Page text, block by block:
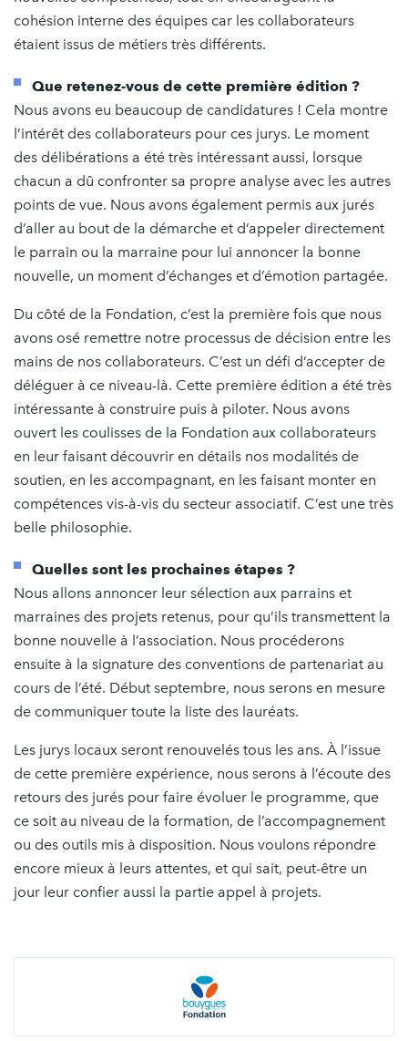
cohésion interne des équipes car les collaborateurs
étaient issus de métiers très différents.
Que retenez-vous de cette première édition ?
Nous avons eu beaucoup de candidatures ! Cela montre
l’intérêt des collaborateurs pour ces jurys. Le moment
des délibérations a été très intéressant aussi, lorsque
chacun a dû confronter sa propre analyse avec les autres
points de vue. Nous avons également permis aux jurés
d’aller au bout de la démarche et d’appeler directement
le parrain ou la marraine pour lui annoncer la bonne
nouvelle, un moment d’échanges et d’émotion partagée.
Du côté de la Fondation, c’est la première fois que nous
avons osé remettre notre processus de décision entre les
mains de nos collaborateurs. C’est un défi d’accepter de
déléguer à ce niveau-là. Cette première édition a été très
intéressante à construire puis à piloter. Nous avons
ouvert les coulisses de la Fondation aux collaborateurs
en leur faisant découvrir en détails nos modalités de
soutien, en les accompagnant, en les faisant monter en
compétences vis-à-vis du secteur associatif. C’est une très
belle philosophie.
Quelles sont les prochaines étapes ?
Nous allons annoncer leur sélection aux parrains et
marraines des projets retenus, pour qu’ils transmettent la
bonne nouvelle à l’association. Nous procéderons
ensuite à la signature des conventions de partenariat au
cours de l’été. Début septembre, nous serons en mesure
de communiquer toute la liste des lauréats.
Les jurys locaux seront renouvelés tous les ans. À l’issue
de cette première expérience, nous serons à l’écoute des
retours des jurés pour faire évoluer le programme, que
ce soit au niveau de la formation, de l’accompagnement
ou des outils mis à disposition. Nous voulons répondre
encore mieux à leurs attentes, et qui sait, peut-être un
jour leur confier aussi la partie appel à projets.